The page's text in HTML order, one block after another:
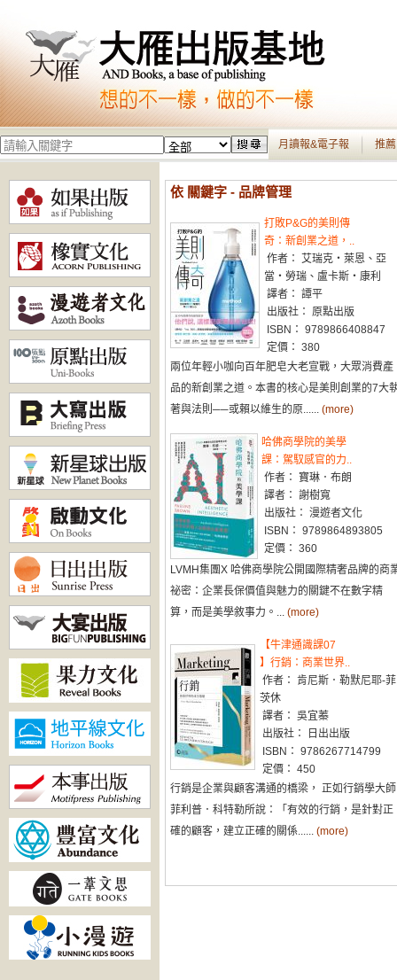
月讀報&電子報 推
依 關鍵字 - 品牌管理
打敗P&G的美則傳
奇：新創業之道，..
作者： 艾瑞克・萊恩、亞
當・勞瑞、盧卡斯・康利
譯者： 譚平
出版社： 原點出版
ISBN： 9789866408847
定價： 380
兩位年輕小咖向百年肥皂大老宣戰，大眾消費產
品的新創業之道。本書的核心是美則創業的7大
著與法則──或賴以維生的原...... (more)
哈佛商學院的美學
課：駕馭感官的力..
作者： 寶琳．布朗
譯者： 謝樹寬
出版社： 漫遊者文化
ISBN： 9789864893805
定價： 360
LVMH集團X 哈佛商學院公開國際精奢品牌的商
祕密：企業長保價值與魅力的關鍵不在數字精
算，而是美學敘事力。... (more)
【牛津通識課07
】行銷：商業世界..
作者： 肯尼斯．勒默尼耶-菲
茨休
譯者： 吳宜蓁
出版社： 日出出版
ISBN： 9786267714799
定價： 450
行銷是企業與顧客溝通的橋梁， 正如行銷學大師
菲利普．科特勒所說：「有效的行銷，是針對正
確的顧客，建立正確的關係...... (more)